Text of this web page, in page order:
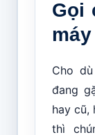
Gọi
Cho
đang
hay cũ,
thì